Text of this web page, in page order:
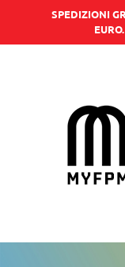
SPEDIZIONI
EURO.